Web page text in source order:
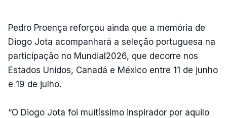
Pedro Proença reforçou ainda que a memória de
Diogo Jota acompanhará a seleção portuguesa na
participação no Mundial2026, que decorre nos
Estados Unidos, Canadá e México entre 11 de junho
e 19 de julho.
“O Diogo Jota foi muitíssimo inspirador por aquilo